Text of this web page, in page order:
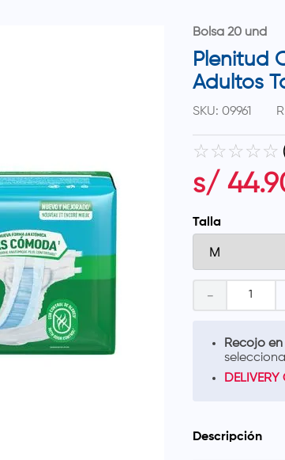
Bolsa 20 und
Plenitud
Adultos
SKU: 09961
☆ ☆ ☆ ☆ ☆ (
s/ 44.
Talla
－
Recojo
DELIVERY
Descripción